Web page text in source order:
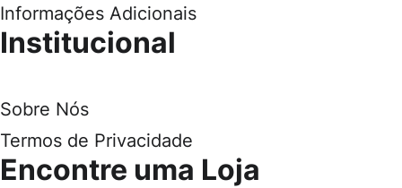
Informações Adicionais
Institucional
Sobre Nós
Termos de Privacidade
Encontre uma Loja